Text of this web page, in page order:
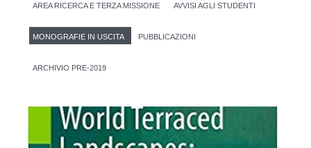
AREA RICERCA E TERZA MISSIONE AVVISI AGLI STUDENTI
MONOGRAFIE IN USCITA PUBBLICAZIONI
ARCHIVIO PRE-2019